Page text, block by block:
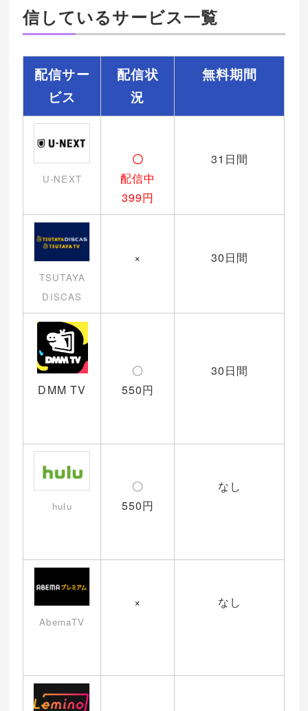
信しているサービス一覧
配信サー
ビス
配信状
況
無料期間
U-NEXT
〇
配信中
399円
31日間
TSUTAYA
DISCAS
× 30日間
DMM TV
〇
550円
30日間
hulu
〇
550円
なし
AbemaTV
× なし